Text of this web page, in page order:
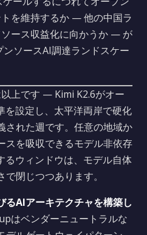
を維持するか — 他の中国ラ
ース収益化に向かうか — が
ソースAI調達ランドスケー
上です — Kimi K2.6がオー
を設定し、太平洋両岸で硬化
された週です。任意の地域か
スを吸収できるモデル非依存
るウィンドウは、モデル自体
閉じつつあります。
るAIアーキテクチャを構築し
はベンダーニュートラルな